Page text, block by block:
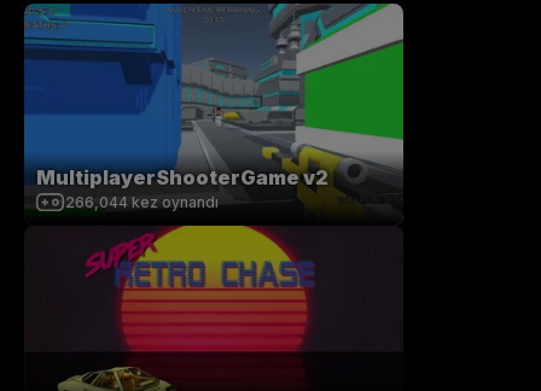
MultiplayerShooterGame v2
266,044 kez oynandı